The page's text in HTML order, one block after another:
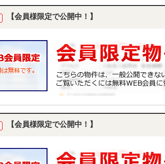
【会員様限定で公開中！】
【会員様限定で公開中！】